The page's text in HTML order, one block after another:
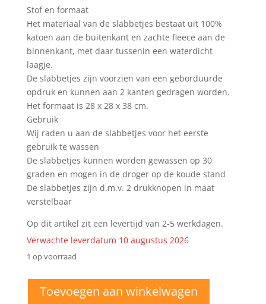
Stof en formaat
Het materiaal van de slabbetjes bestaat uit 100%
katoen aan de buitenkant en zachte fleece aan de
binnenkant, met daar tussenin een waterdicht
laagje.
De slabbetjes zijn voorzien van een geborduurde
opdruk en kunnen aan 2 kanten gedragen worden.
Het formaat is 28 x 28 x 38 cm.
Gebruik
Wij raden u aan de slabbetjes voor het eerste
gebruik te wassen
De slabbetjes kunnen worden gewassen op 30
graden en mogen in de droger op de koude stand
De slabbetjes zijn d.m.v. 2 drukknopen in maat
verstelbaar
Op dit artikel zit een levertijd van 2-5 werkdagen.
Verwachte leverdatum 10 augustus 2026
1 op voorraad
dinoToevoegen aan winkelwagen